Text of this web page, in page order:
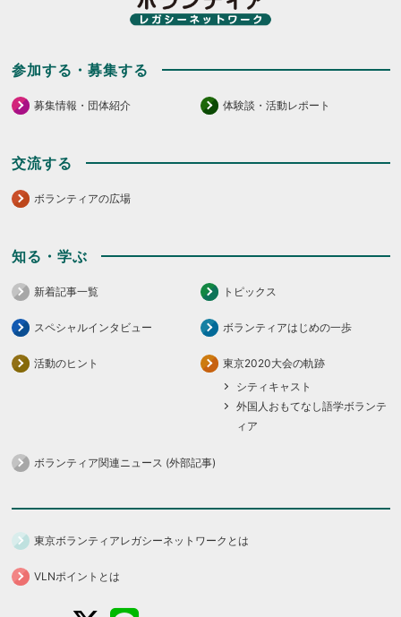
参加する・募集する
募集情報・団体紹介 体験談・活動レポート
交流する
ボランティアの広場
知る・学ぶ
新着記事一覧 トピックス
スペシャルインタビュー ボランティアはじめの一歩
活動のヒント
東京2020大会の軌跡
シティキャスト
外国人おもてなし語学ボランテ
ィア
ボランティア関連ニュース (外部記事)
東京ボランティアレガシーネットワークとは
VLNポイントとは